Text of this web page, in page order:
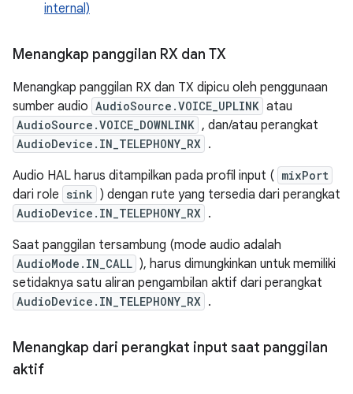
internal)
Menangkap panggilan RX dan TX
Menangkap panggilan RX dan TX dipicu oleh penggunaan
sumber audio AudioSource.VOICE_UPLINK atau
AudioSource.VOICE_DOWNLINK , dan/atau perangkat
AudioDevice.IN_TELEPHONY_RX .
Audio HAL harus ditampilkan pada profil input ( mixPort
dari role sink ) dengan rute yang tersedia dari perangkat
AudioDevice.IN_TELEPHONY_RX .
Saat panggilan tersambung (mode audio adalah
AudioMode.IN_CALL ), harus dimungkinkan untuk memiliki
setidaknya satu aliran pengambilan aktif dari perangkat
AudioDevice.IN_TELEPHONY_RX .
Menangkap dari perangkat input saat panggilan
aktif